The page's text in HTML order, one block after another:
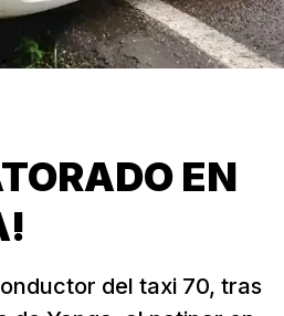
EN
del taxi 70, tras